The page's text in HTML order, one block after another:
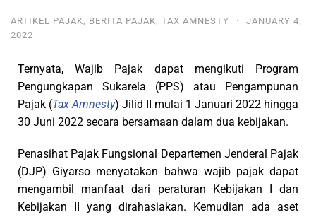
ARTIKEL PAJAK, BERITA PAJAK, TAX AMNESTY ·
JANUARY 4,
2022
Ternyata, Wajib Pajak dapat mengikuti Program
Pengungkapan Sukarela (PPS) atau Pengampunan
Pajak (Tax Amnesty) Jilid II mulai 1 Januari 2022 hingga
30 Juni 2022 secara bersamaan dalam dua kebijakan.
Penasihat Pajak Fungsional Departemen Jenderal Pajak
(DJP) Giyarso menyatakan bahwa wajib pajak dapat
mengambil manfaat dari peraturan Kebijakan I dan
Kebijakan II yang dirahasiakan. Kemudian ada aset